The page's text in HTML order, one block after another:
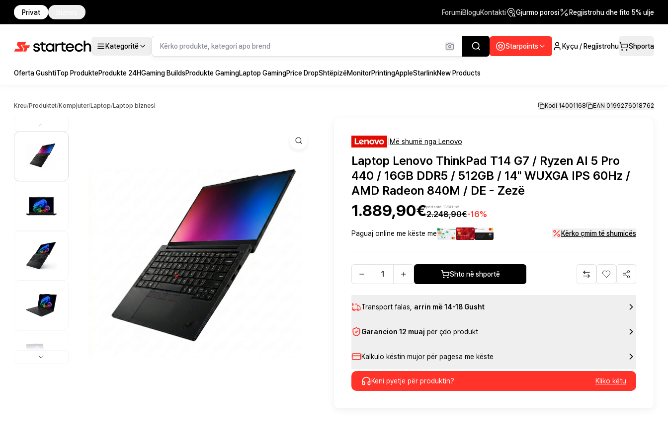
Privat ForumiBloguKontakti Gjurmo porosi Regjistrohu dhe fito 5% ulje
Kategoritë Starpoints Kyçu / Regjistrohu Shporta
Oferta GushtiTop ProdukteProdukte 24HGaming BuildsProdukte GamingLaptop GamingPrice DropShtëpizëMonitorPrintingAppleStarlinkNew Products
Kreu/Produktet/Kompjuter/Laptop/Laptop biznesi Kodi 14001168 EAN 0199276018762
Më shumë nga Lenovo
Laptop Lenovo ThinkPad T14 G7 / Ryzen AI 5 Pro
440 / 16GB DDR5 / 512GB / 14" WUXGA IPS 60Hz /
AMD Radeon 840M / DE - Zezë
1.889,90€përfshirë TVSH-në
2.248,90€-16%
Paguaj online me këste me Kërko çmim të shumicës
Shto në shportë
Transport falas arrin më 14-18 Gusht
Garancion 12 muaj për çdo produkt
Kalkulo këstin mujor për pagesa me këste
Keni pyetje për produktin? Kliko këtu